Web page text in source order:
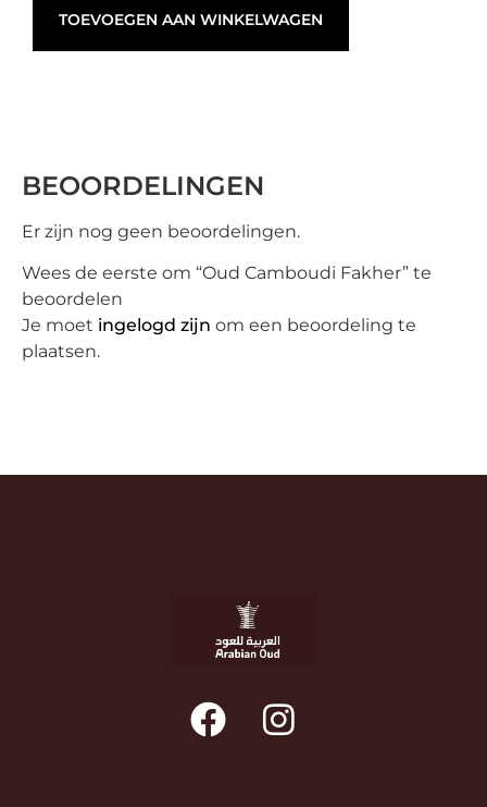
TOEVOEGEN AAN WINKELWAGEN
BEOORDELINGEN
Er zijn nog geen beoordelingen.
Wees de eerste om “Oud Camboudi Fakher” te
beoordelen
Je moet ingelogd zijn om een beoordeling te
plaatsen.